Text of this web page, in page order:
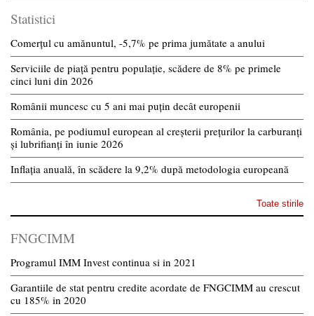
Statistici
Comerțul cu amănuntul, -5,7% pe prima jumătate a anului
Serviciile de piață pentru populație, scădere de 8% pe primele
cinci luni din 2026
Românii muncesc cu 5 ani mai puțin decât europenii
România, pe podiumul european al creșterii prețurilor la carburanți
și lubrifianți în iunie 2026
Inflația anuală, în scădere la 9,2% după metodologia europeană
Toate stirile
FNGCIMM
Programul IMM Invest continua si in 2021
Garantiile de stat pentru credite acordate de FNGCIMM au crescut
cu 185% in 2020